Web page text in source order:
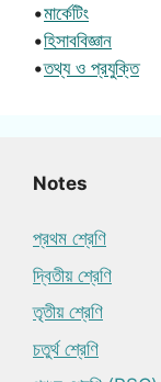
•মার্কেটিং
•হিসাববিজ্ঞান
•তথ্য ও প্রযুক্তি
Notes
প্রথম শ্রেণি
দ্বিতীয় শ্রেণি
তৃতীয় শ্রেণি
চতুর্থ শ্রেণি